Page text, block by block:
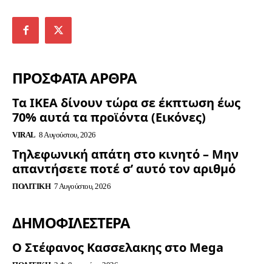
ΠΡΟΣΦΑΤΑ ΑΡΘΡΑ
Τα ΙΚΕΑ δίνουν τώρα σε έκπτωση έως
70% αυτά τα προϊόντα (Εικόνες)
VIRAL 8 Αυγούστου, 2026
Τηλεφωνική απάτη στο κινητό – Μην
απαντήσετε ποτέ σ’ αυτό τον αριθμό
ΠΟΛΙΤΙΚΉ 7 Αυγούστου, 2026
ΔΗΜΟΦΙΛΈΣΤΕΡΑ
Ο Στέφανος Κασσελακης στο Mega